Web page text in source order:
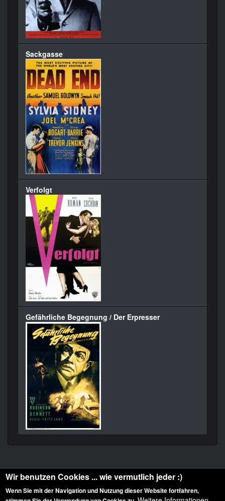
Sackgasse
Verfolgt
Gefährliche Begegnung / Der Erpresser
Wir benutzen Cookies ... wie vermutlich jeder :)
Wenn Sie mit der Navigation und Nutzung dieser Website fortfahren,